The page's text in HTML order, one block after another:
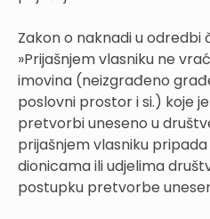
Zakon o naknadi u odredbi
»Prijašnjem vlasniku ne
imovina (neizgrađeno
poslovni prostor i si.) koje
pretvorbi uneseno u
prijašnjem vlasniku
dionicama ili udjelima
postupku pretvorbe